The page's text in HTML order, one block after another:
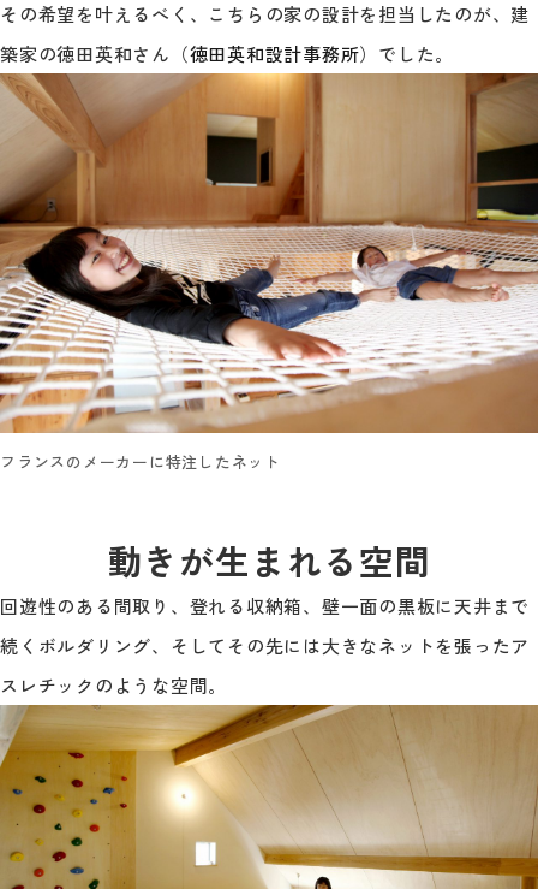
その希望を叶えるべく、こちらの家の設計を担当したのが、建
築家の徳田英和さん（徳田英和設計事務所）でした。
フランスのメーカーに特注したネット
動きが生まれる空間
回遊性のある間取り、登れる収納箱、壁一面の黒板に天井まで
続くボルダリング、そしてその先には大きなネットを張ったア
スレチックのような空間。